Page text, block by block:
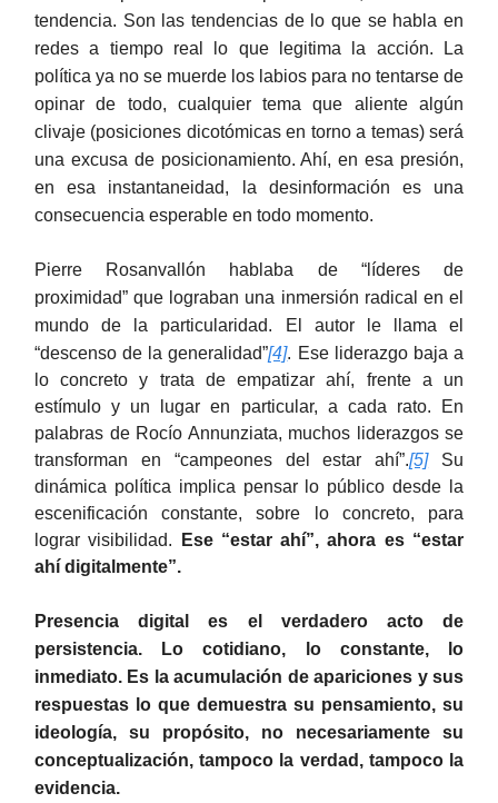
tendencia. Son las tendencias de lo que se habla en
redes a tiempo real lo que legitima la acción. La
política ya no se muerde los labios para no tentarse de
opinar de todo, cualquier tema que aliente algún
clivaje (posiciones dicotómicas en torno a temas) será
una excusa de posicionamiento. Ahí, en esa presión,
en esa instantaneidad, la desinformación es una
consecuencia esperable en todo momento.
Pierre Rosanvallón hablaba de “líderes de
proximidad” que lograban una inmersión radical en el
mundo de la particularidad. El autor le llama el
“descenso de la generalidad”[4]. Ese liderazgo baja a
lo concreto y trata de empatizar ahí, frente a un
estímulo y un lugar en particular, a cada rato. En
palabras de Rocío Annunziata, muchos liderazgos se
transforman en “campeones del estar ahí”.[5]Su
dinámica política implica pensar lo público desde la
escenificación constante, sobre lo concreto, para
lograr visibilidad.
Ese “estar ahí”, ahora es “estar
ahí digitalmente”.
Presencia digital es el verdadero acto de
persistencia. Lo cotidiano, lo constante, lo
inmediato. Es la acumulación de apariciones y sus
respuestas lo que demuestra su pensamiento, su
ideología, su propósito, no necesariamente su
conceptualización, tampoco la verdad, tampoco la
evidencia.